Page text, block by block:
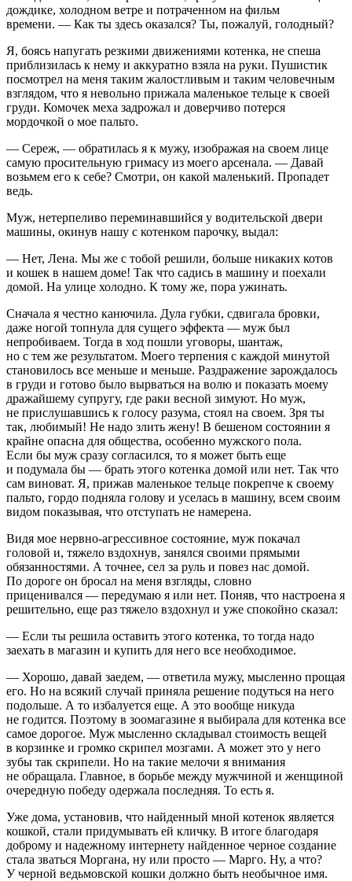
дождике, холодном ветре и потраченном на фильм
времени. — Как ты здесь оказался? Ты, пожалуй, голодный?
Я, боясь напугать резкими движениями котенка, не спеша
приблизилась к нему и аккуратно взяла на руки. Пушистик
посмотрел на меня таким жалостливым и таким человечным
взглядом, что я невольно прижала маленькое тельце к своей
груди. Комочек меха задрожал и доверчиво потерся
мордочкой о мое пальто.
— Сереж, — обратилась я к мужу, изображая на своем лице
самую просительную гримасу из моего арсенала. — Давай
возьмем его к себе? Смотри, он какой маленький. Пропадет
ведь.
Муж, нетерпеливо переминавшийся у водительской двери
машины, окинув нашу с котенком парочку, выдал:
— Нет, Лена. Мы же с тобой решили, больше никаких котов
и кошек в нашем доме! Так что садись в машину и поехали
домой. На улице холодно. К тому же, пора ужинать.
Сначала я честно канючила. Дула губки, сдвигала бровки,
даже ногой топнула для сущего эффекта — муж был
непробиваем. Тогда в ход пошли уговоры, шантаж,
но с тем же результатом. Моего терпения с каждой минутой
становилось все меньше и меньше. Раздражение зарождалось
в груди и готово было вырваться на волю и показать моему
дражайшему супругу, где раки весной зимуют. Но муж,
не прислушавшись к голосу разума, стоял на своем. Зря ты
так, любимый! Не надо злить жену! В бешеном состоянии я
крайне опасна для общества, особенно мужского пола.
Если бы муж сразу согласился, то я может быть еще
и подумала бы — брать этого котенка домой или нет. Так что
сам виноват. Я, прижав маленькое тельце покрепче к своему
пальто, гордо подняла голову и уселась в машину, всем своим
видом показывая, что отступать не намерена.
Видя мое нервно-агрессивное состояние, муж покачал
головой и, тяжело вздохнув, занялся своими прямыми
обязанностями. А точнее, сел за руль и повез нас домой.
По дороге он бросал на меня взгляды, словно
приценивался — передумаю я или нет. Поняв, что настроена я
решительно, еще раз тяжело вздохнул и уже спокойно сказал:
— Если ты решила оставить этого котенка, то тогда надо
заехать в магазин и купить для него все необходимое.
— Хорошо, давай заедем, — ответила мужу, мысленно прощая
его. Но на всякий случай приняла решение подуться на него
подольше. А то избалуется еще. А это вообще никуда
не годится. Поэтому в зоомагазине я выбирала для котенка все
самое дорогое. Муж мысленно складывал стоимость вещей
в корзинке и громко скрипел мозгами. А может это у него
зубы так скрипели. Но на такие мелочи я внимания
не обращала. Главное, в борьбе между мужчиной и женщиной
очередную победу одержала последняя. То есть я.
Уже дома, установив, что найденный мной котенок является
кошкой, стали придумывать ей кличку. В итоге благодаря
доброму и надежному интернету найденное черное создание
стала зваться Моргана, ну или просто — Марго. Ну, а что?
У черной ведьмовской кошки должно быть необычное имя.